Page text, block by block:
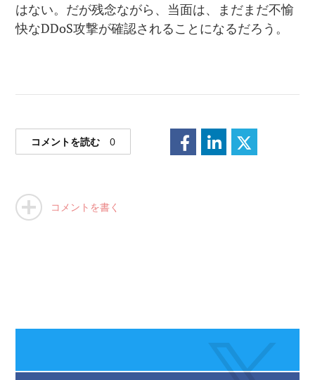
はない。だが残念ながら、当面は、まだまだ不愉
快なDDoS攻撃が確認されることになるだろう。
コメントを読む 0
コメントを書く